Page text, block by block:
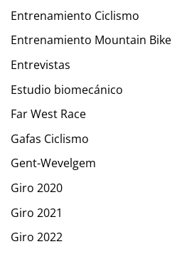
Entrenamiento Ciclismo
Entrenamiento Mountain Bike
Entrevistas
Estudio biomecánico
Far West Race
Gafas Ciclismo
Gent-Wevelgem
Giro 2020
Giro 2021
Giro 2022